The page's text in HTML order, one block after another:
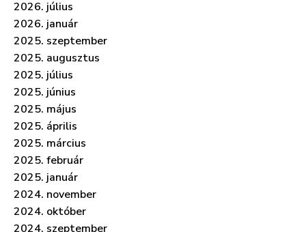
2026. július
2026. január
2025. szeptember
2025. augusztus
2025. július
2025. június
2025. május
2025. április
2025. március
2025. február
2025. január
2024. november
2024. október
2024. szeptember